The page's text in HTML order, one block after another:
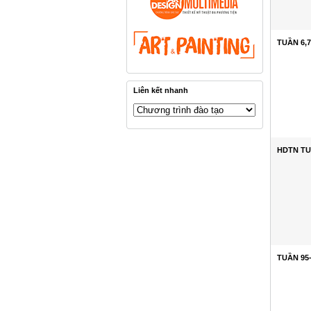
Liên kết nhanh
TUẦN
HDTN
TUẦN